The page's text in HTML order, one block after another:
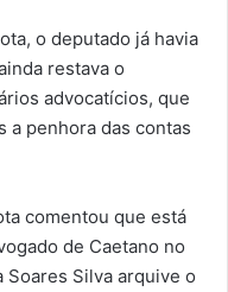
o deputado já havia
restava o
advocatícios, que
a penhora das contas
comentou que está
de Caetano no
Soares Silva arquive o